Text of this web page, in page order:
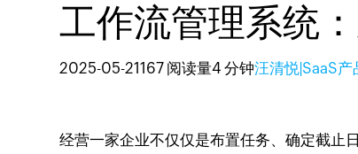
工作流管理系统
2025-05-21167 阅读量4 分钟汪清悦|SaaS产
经营一家企业不仅仅是布置任务、确定截止